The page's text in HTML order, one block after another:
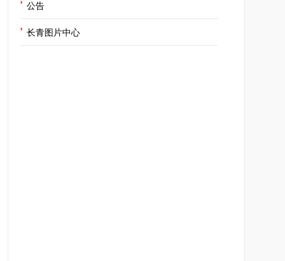
公告
长青图片中心